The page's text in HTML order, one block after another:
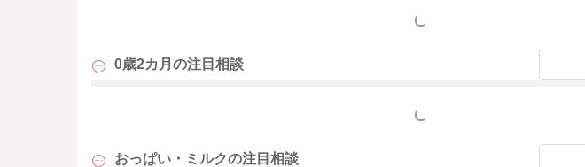
もっと見る
0歳2カ月の注目相談
もっと見る
おっぱい・ミルクの注目相談